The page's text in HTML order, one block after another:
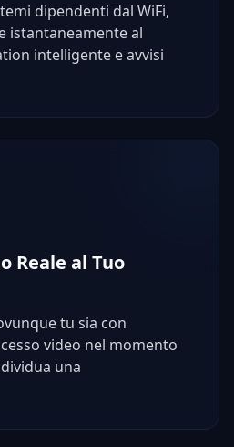
dipendenti dal WiFi,
istantaneamente al
intelligente e avvisi
Reale al Tuo
tu sia con
video nel momento
una